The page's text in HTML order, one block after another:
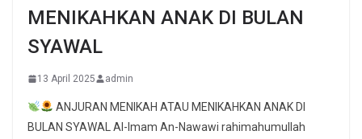
MENIKAHKAN ANAK DI BULAN
SYAWAL
13 April 2025 admin
ANJURAN MENIKAH ATAU MENIKAHKAN ANAK DI
BULAN SYAWAL Al-Imam An-Nawawi rahimahumullah